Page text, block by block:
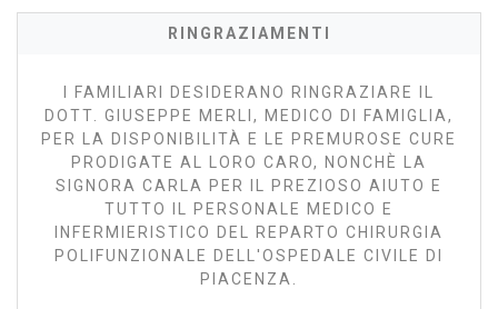
RINGRAZIAMENTI
I FAMILIARI DESIDERANO RINGRAZIARE IL
DOTT. GIUSEPPE MERLI, MEDICO DI FAMIGLIA,
PER LA DISPONIBILITÀ E LE PREMUROSE CURE
PRODIGATE AL LORO CARO, NONCHÈ LA
SIGNORA CARLA PER IL PREZIOSO AIUTO E
TUTTO IL PERSONALE MEDICO E
INFERMIERISTICO DEL REPARTO CHIRURGIA
POLIFUNZIONALE DELL'OSPEDALE CIVILE DI
PIACENZA.